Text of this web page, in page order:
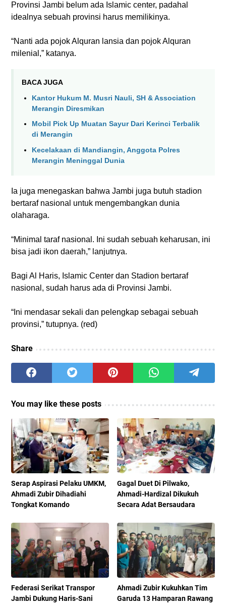
Provinsi Jambi belum ada Islamic center, padahal
idealnya sebuah provinsi harus memilikinya.
“Nanti ada pojok Alquran lansia dan pojok Alquran
milenial,” katanya.
BACA JUGA
Kantor Hukum M. Musri Nauli, SH & Association
Merangin Diresmikan
Mobil Pick Up Muatan Sayur Dari Kerinci Terbalik
di Merangin
Kecelakaan di Mandiangin, Anggota Polres
Merangin Meninggal Dunia
Ia juga menegaskan bahwa Jambi juga butuh stadion
bertaraf nasional untuk mengembangkan dunia
olaharaga.
“Minimal taraf nasional. Ini sudah sebuah keharusan, ini
bisa jadi ikon daerah,” lanjutnya.
Bagi Al Haris, Islamic Center dan Stadion bertaraf
nasional, sudah harus ada di Provinsi Jambi.
“Ini mendasar sekali dan pelengkap sebagai sebuah
provinsi,” tutupnya. (red)
Share
You may like these posts
Serap Aspirasi Pelaku UMKM,
Ahmadi Zubir Dihadiahi
Tongkat Komando
Gagal Duet Di Pilwako,
Ahmadi-Hardizal Dikukuh
Secara Adat Bersaudara
Federasi Serikat Transpor
Jambi Dukung Haris-Sani
Ahmadi Zubir Kukuhkan Tim
Garuda 13 Hamparan Rawang